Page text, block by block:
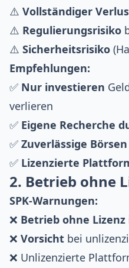
⚠️ Vollständiger
⚠️ Regulierungsrisiko
⚠️ Sicherheitsrisiko
Empfehlungen:
✅ Nur investieren
verlieren
✅ Eigene Recherche
✅ Zuverlässige Börsen
✅ Lizenzierte
2. Betrieb ohne
SPK-Warnungen:
❌ Betrieb ohne
❌ Vorsicht bei
❌ Unlizenzierte